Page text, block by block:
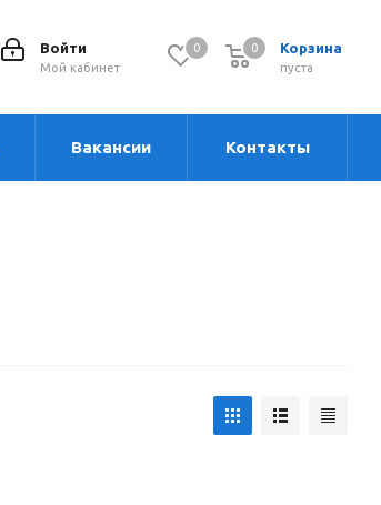
0 Корзина
0
пуста
0
Войти
Мой кабинет
Вакансии Контакты